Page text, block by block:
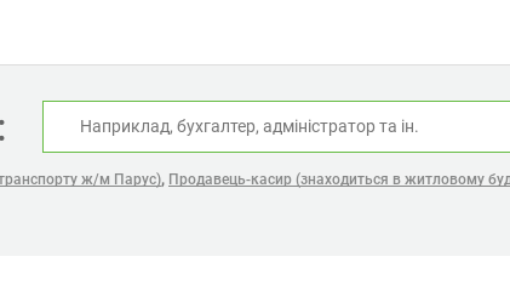
ж/м Парус), Продавець-касир (знаходиться в житловому